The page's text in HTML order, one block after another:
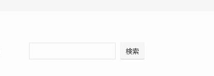
検索